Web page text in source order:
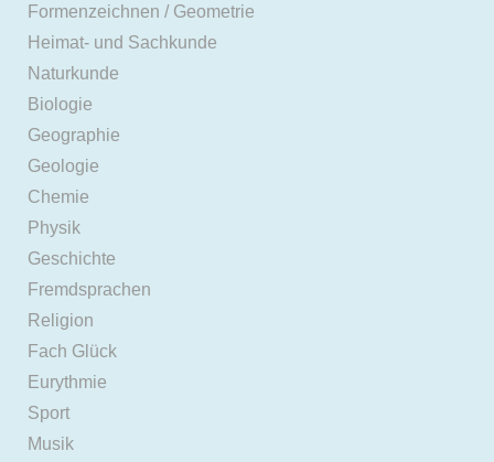
Formenzeichnen / Geometrie
Heimat- und Sachkunde
Naturkunde
Biologie
Geographie
Geologie
Chemie
Physik
Geschichte
Fremdsprachen
Religion
Fach Glück
Eurythmie
Sport
Musik